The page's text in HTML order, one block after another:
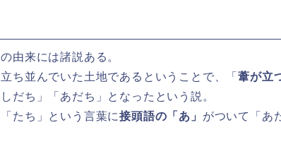
由来には諸説ある。
ち並んでいた土地であるということで、「葦が立
だち」「あだち」となったという説。
たち」という言葉に接頭語の「あ」 がついて「あ